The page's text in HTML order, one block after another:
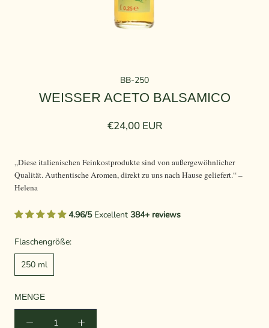
BB-250
WEISSER ACETO BALSAMICO
€24,00 EUR
„Diese italienischen Feinkostprodukte sind von außergewöhnlicher
Qualität. Authentische Aromen, direkt zu uns nach Hause geliefert.“ –
Helena
4.96/5Excellent 384+ reviews
Flaschengröße:
250 ml
MENGE